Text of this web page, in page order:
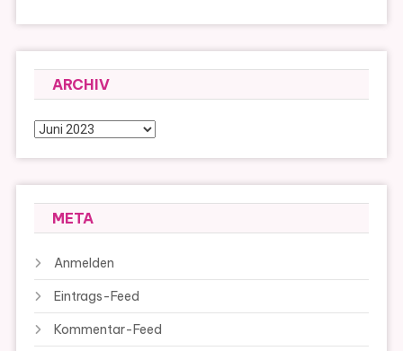
ARCHIV
Archiv
META
Anmelden
Eintrags-Feed
Kommentar-Feed